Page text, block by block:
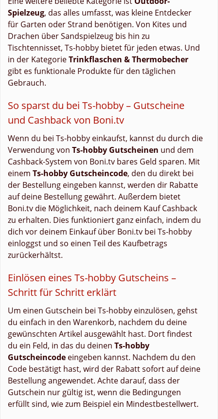
Spielzeug, das alles umfasst, was kleine Entdecker
für Garten oder Strand benötigen. Von Kites und
Drachen über Sandspielzeug bis hin zu
Tischtennisset, Ts-hobby bietet für jeden etwas. Und
in der KategorieTrinkflaschen & Thermobecher
gibt es funktionale Produkte für den täglichen
Gebrauch.
So sparst du bei Ts-hobby – Gutscheine
und Cashback von Boni.tv
Wenn du bei Ts-hobby einkaufst, kannst du durch die
Verwendung von Ts-hobby Gutscheinen und dem
Cashback-System von Boni.tv bares Geld sparen. Mit
einem Ts-hobby Gutscheincode, den du direkt bei
der Bestellung eingeben kannst, werden dir Rabatte
auf deine Bestellung gewährt. Außerdem bietet
Boni.tv die Möglichkeit, nach deinem Kauf Cashback
zu erhalten. Dies funktioniert ganz einfach, indem du
dich vor deinem Einkauf über Boni.tv bei Ts-hobby
einloggst und so einen Teil des Kaufbetrags
zurückerhältst.
Einlösen eines Ts-hobby Gutscheins –
Schritt für Schritt erklärt
Um einen Gutschein bei Ts-hobby einzulösen, gehst
du einfach in den Warenkorb, nachdem du deine
gewünschten Artikel ausgewählt hast. Dort findest
du ein Feld, in das du deinen Ts-hobby
Gutscheincode eingeben kannst. Nachdem du den
Code bestätigt hast, wird der Rabatt sofort auf deine
Bestellung angewendet. Achte darauf, dass der
Gutschein nur gültig ist, wenn die Bedingungen
erfüllt sind, wie zum Beispiel ein Mindestbestellwert.